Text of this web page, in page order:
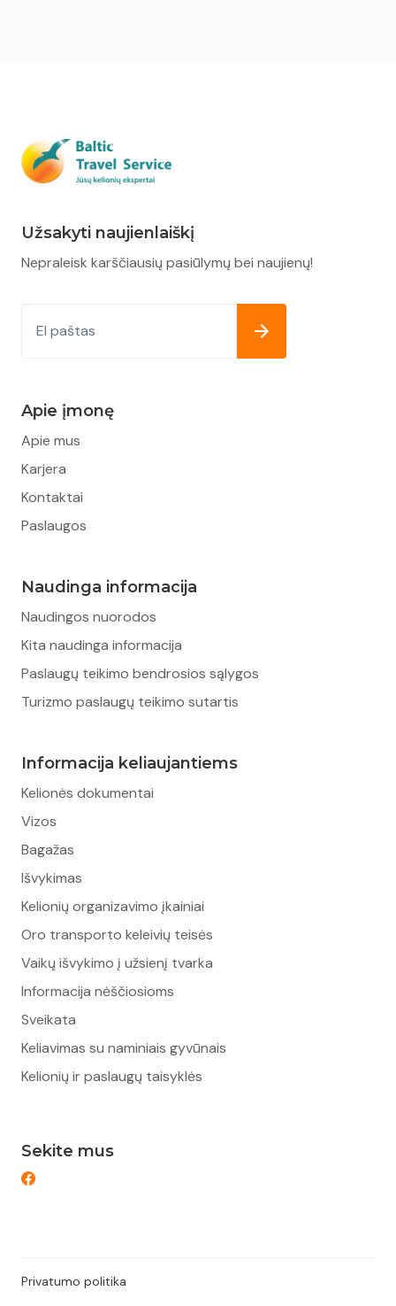
Sekite mus
Užsakyti naujienlaiškį
Nepraleisk karščiausių pasiūlymų bei naujienų!
Apie įmonę
Apie mus
Karjera
Kontaktai
Paslaugos
Naudinga informacija
Naudingos nuorodos
Kita naudinga informacija
Paslaugų teikimo bendrosios sąlygos
Turizmo paslaugų teikimo sutartis
Informacija keliaujantiems
Kelionės dokumentai
Vizos
Bagažas
Išvykimas
Kelionių organizavimo įkainiai
Oro transporto keleivių teisės
Vaikų išvykimo į užsienį tvarka
Informacija nėščiosioms
Sveikata
Keliavimas su naminiais gyvūnais
Kelionių ir paslaugų taisyklės
Privatumo politika